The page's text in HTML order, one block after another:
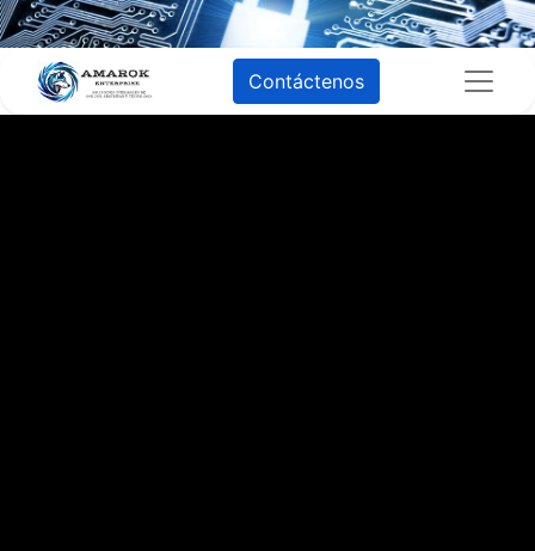
Contáctenos